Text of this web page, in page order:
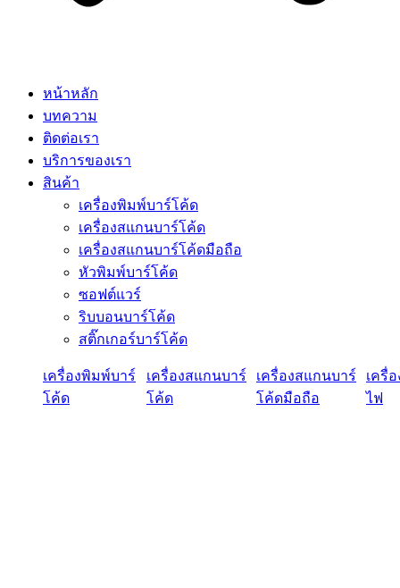
หน้าหลัก
บทความ
ติดต่อเรา
บริการของเรา
สินค้า
เครื่องพิมพ์บาร์โค้ด
เครื่องสแกนบาร์โค้ด
เครื่องสแกนบาร์โค้ดมือถือ
หัวพิมพ์บาร์โค้ด
ซอฟต์แวร์
ริบบอนบาร์โค้ด
สติ๊กเกอร์บาร์โค้ด
เครื่องพิมพ์บาร์
โค้ด
เครื่องสแกนบาร์
โค้ด
เครื่องสแกนบาร์
โค้ดมือถือ
เครื่
ไฟ